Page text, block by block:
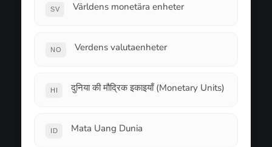
SV Världens monetära enheter
NO Verdens valutaenheter
HI दुनिया की मौद्रिक इकाइयाँ (Monetary Units)
ID Mata Uang Dunia